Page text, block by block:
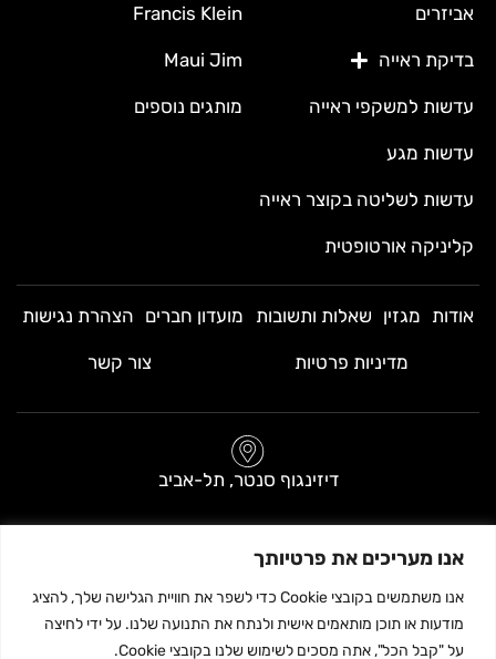
אנו מעריכים את פרטיותך
אנו משתמשים בקובצי Cookie כדי לשפר את חוויית הגלישה שלך, להציג
מודעות או תוכן מותאמים אישית ולנתח את התנועה שלנו. על ידי לחיצה
על "קבל הכל", אתה מסכים לשימוש שלנו בקובצי Cookie.
אביזרים
בדיקת ראייה
עדשות למשקפי ראייה
עדשות מגע
עדשות לשליטה בקוצר ראייה
קליניקה אורטופטית
Francis Klein
Maui Jim
מותגים נוספים
אודות מגזין שאלות ותשובות מועדון חברים הצהרת נגישות
מדיניות פרטיות צור קשר
דיזינגוף סנטר, תל-אביב
שעות פתיחה